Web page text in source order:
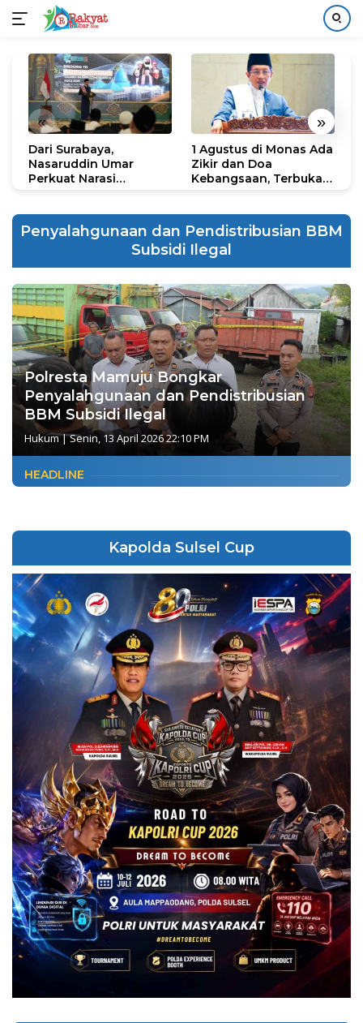
konten
« »
Dari Surabaya,
Nasaruddin Umar
Perkuat Narasi
1 Agustus di Monas Ada
Zikir dan Doa
Kebangsaan, Terbuka
Penyalahgunaan dan Pendistribusian BBM
Subsidi Ilegal
Polresta Mamuju Bongkar
Penyalahgunaan dan Pendistribusian
BBM Subsidi Ilegal
Hukum|Senin, 13 April 2026 22:10 PM
HEADLINE
Kapolda Sulsel Cup